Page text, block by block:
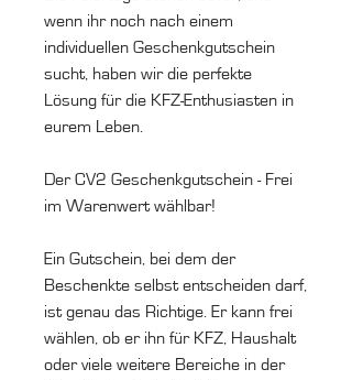
wenn ihr noch nach einem
individuellen Geschenkgutschein
sucht, haben wir die perfekte
Lösung für die KFZ-Enthusiasten in
eurem Leben.
Der CV2 Geschenkgutschein - Frei
im Warenwert wählbar!
Ein Gutschein, bei dem der
Beschenkte selbst entscheiden darf,
ist genau das Richtige. Er kann frei
wählen, ob er ihn für KFZ, Haushalt
oder viele weitere Bereiche in der